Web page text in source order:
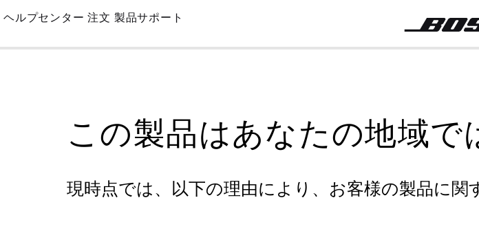
Skip
Main
ヘルプセンター 注文 製品サポート
この製品はあなたの地域
現時点では、以下の理由により、お客様の製品に関